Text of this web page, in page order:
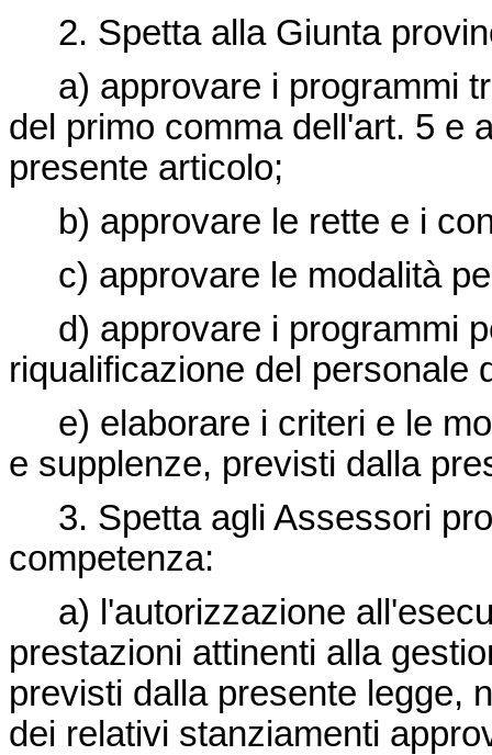
2. Spetta alla Giunta
a) approvare i programmi
del primo comma dell'art. 5 e
presente articolo;
b) approvare le rette e i
c) approvare le modalità
d) approvare i programmi
riqualificazione del personale
e) elaborare i criteri e le
e supplenze, previsti dalla
3. Spetta agli Assessori
competenza:
a) l'autorizzazione
prestazioni attinenti alla
previsti dalla presente legge,
dei relativi stanziamenti